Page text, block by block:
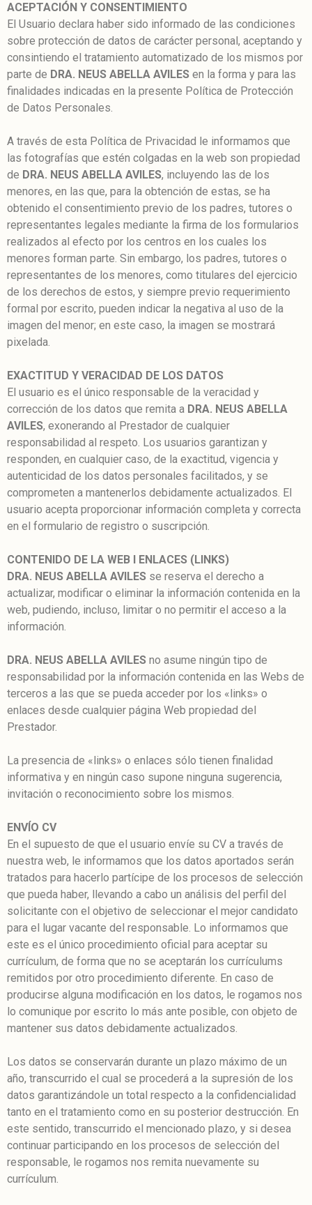
ACEPTACIÓN Y CONSENTIMIENTO
El Usuario declara haber sido informado de las condiciones
sobre protección de datos de carácter personal, aceptando y
consintiendo el tratamiento automatizado de los mismos por
parte de DRA. NEUS ABELLA AVILES en la forma y para las
finalidades indicadas en la presente Política de Protección
de Datos Personales.
A través de esta Política de Privacidad le informamos que
las fotografías que estén colgadas en la web son propiedad
de DRA. NEUS ABELLA AVILES, incluyendo las de los
menores, en las que, para la obtención de estas, se ha
obtenido el consentimiento previo de los padres, tutores o
representantes legales mediante la firma de los formularios
realizados al efecto por los centros en los cuales los
menores forman parte. Sin embargo, los padres, tutores o
representantes de los menores, como titulares del ejercicio
de los derechos de estos, y siempre previo requerimiento
formal por escrito, pueden indicar la negativa al uso de la
imagen del menor; en este caso, la imagen se mostrará
pixelada.
EXACTITUD Y VERACIDAD DE LOS DATOS
El usuario es el único responsable de la veracidad y
corrección de los datos que remita a DRA. NEUS ABELLA
AVILES, exonerando al Prestador de cualquier
responsabilidad al respeto. Los usuarios garantizan y
responden, en cualquier caso, de la exactitud, vigencia y
autenticidad de los datos personales facilitados, y se
comprometen a mantenerlos debidamente actualizados. El
usuario acepta proporcionar información completa y correcta
en el formulario de registro o suscripción.
CONTENIDO DE LA WEB I ENLACES (LINKS)
DRA. NEUS ABELLA AVILES se reserva el derecho a
actualizar, modificar o eliminar la información contenida en la
web, pudiendo, incluso, limitar o no permitir el acceso a la
información.
DRA. NEUS ABELLA AVILES no asume ningún tipo de
responsabilidad por la información contenida en las Webs de
terceros a las que se pueda acceder por los «links» o
enlaces desde cualquier página Web propiedad del
Prestador.
La presencia de «links» o enlaces sólo tienen finalidad
informativa y en ningún caso supone ninguna sugerencia,
invitación o reconocimiento sobre los mismos.
ENVÍO CV
En el supuesto de que el usuario envíe su CV a través de
nuestra web, le informamos que los datos aportados serán
tratados para hacerlo partícipe de los procesos de selección
que pueda haber, llevando a cabo un análisis del perfil del
solicitante con el objetivo de seleccionar el mejor candidato
para el lugar vacante del responsable. Lo informamos que
este es el único procedimiento oficial para aceptar su
currículum, de forma que no se aceptarán los currículums
remitidos por otro procedimiento diferente. En caso de
producirse alguna modificación en los datos, le rogamos nos
lo comunique por escrito lo más ante posible, con objeto de
mantener sus datos debidamente actualizados.
Los datos se conservarán durante un plazo máximo de un
año, transcurrido el cual se procederá a la supresión de los
datos garantizándole un total respecto a la confidencialidad
tanto en el tratamiento como en su posterior destrucción. En
este sentido, transcurrido el mencionado plazo, y si desea
continuar participando en los procesos de selección del
responsable, le rogamos nos remita nuevamente su
currículum.